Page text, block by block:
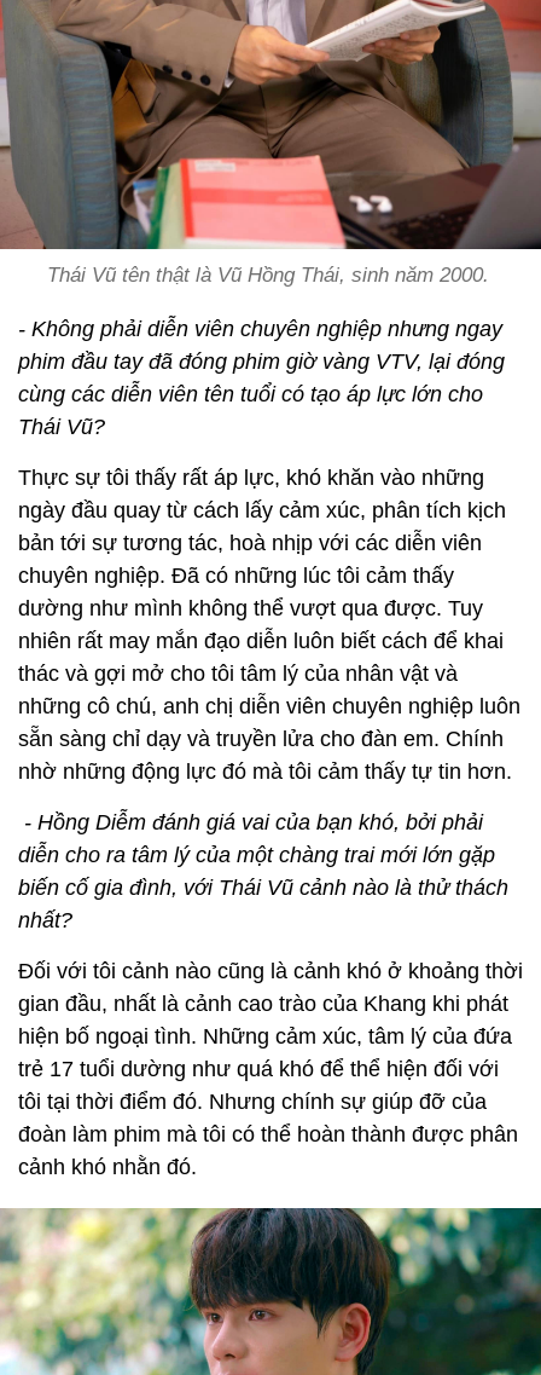
Thái Vũ tên thật là Vũ Hồng Thái, sinh năm 2000.
- Không phải diễn viên chuyên nghiệp nhưng ngay
phim đầu tay đã đóng phim giờ vàng VTV, lại đóng
cùng các diễn viên tên tuổi có tạo áp lực lớn cho
Thái Vũ?
Thực sự tôi thấy rất áp lực, khó khăn vào những
ngày đầu quay từ cách lấy cảm xúc, phân tích kịch
bản tới sự tương tác, hoà nhịp với các diễn viên
chuyên nghiệp. Đã có những lúc tôi cảm thấy
dường như mình không thể vượt qua được. Tuy
nhiên rất may mắn đạo diễn luôn biết cách để khai
thác và gợi mở cho tôi tâm lý của nhân vật và
những cô chú, anh chị diễn viên chuyên nghiệp luôn
sẵn sàng chỉ dạy và truyền lửa cho đàn em. Chính
nhờ những động lực đó mà tôi cảm thấy tự tin hơn.
- Hồng Diễm đánh giá vai của bạn khó, bởi phải
diễn cho ra tâm lý của một chàng trai mới lớn gặp
biến cố gia đình, với Thái Vũ cảnh nào là thử thách
nhất?
Đối với tôi cảnh nào cũng là cảnh khó ở khoảng thời
gian đầu, nhất là cảnh cao trào của Khang khi phát
hiện bố ngoại tình. Những cảm xúc, tâm lý của đứa
trẻ 17 tuổi dường như quá khó để thể hiện đối với
tôi tại thời điểm đó. Nhưng chính sự giúp đỡ của
đoàn làm phim mà tôi có thể hoàn thành được phân
cảnh khó nhằn đó.